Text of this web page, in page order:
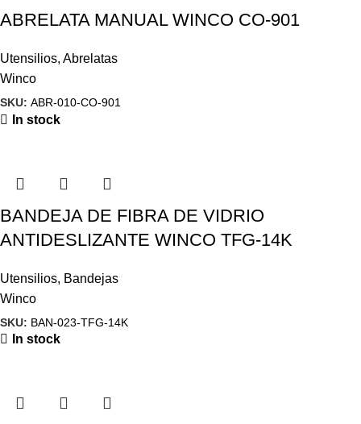
ABRELATA MANUAL WINCO CO-901
Utensilios, Abrelatas
Winco
SKU: ABR-010-CO-901
In stock
BANDEJA DE FIBRA DE VIDRIO
ANTIDESLIZANTE WINCO TFG-14K
Utensilios, Bandejas
Winco
SKU: BAN-023-TFG-14K
In stock